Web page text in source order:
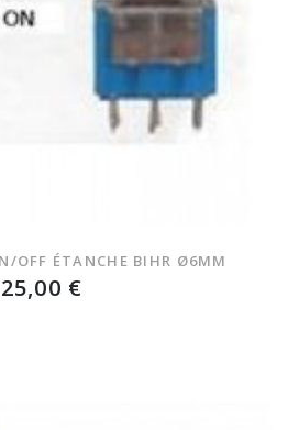
OFF ÉTANCHE BIHR Ø6MM
25,00 €